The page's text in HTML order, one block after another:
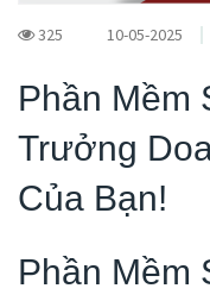
325 10-05-2025
Phần Mềm
Trưởng
Của Bạn!
Phần Mềm